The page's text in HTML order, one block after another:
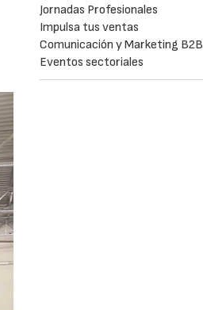
Jornadas Profesionales
Impulsa tus ventas
Comunicación y Marketing B2B
Eventos sectoriales